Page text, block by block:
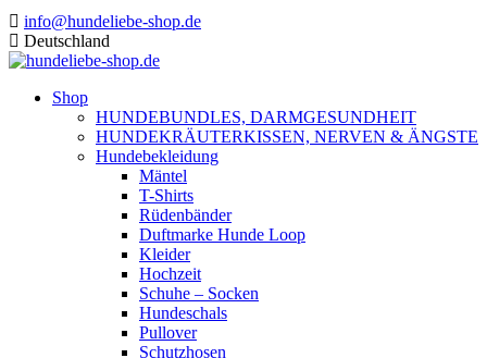
info@hundeliebe-shop.de
Deutschland
Shop
HUNDEBUNDLES, DARMGESUNDHEIT
HUNDEKRÄUTERKISSEN, NERVEN & ÄNGSTE
Hundebekleidung
Mäntel
T-Shirts
Rüdenbänder
Duftmarke Hunde Loop
Kleider
Hochzeit
Schuhe – Socken
Hundeschals
Pullover
Schutzhosen